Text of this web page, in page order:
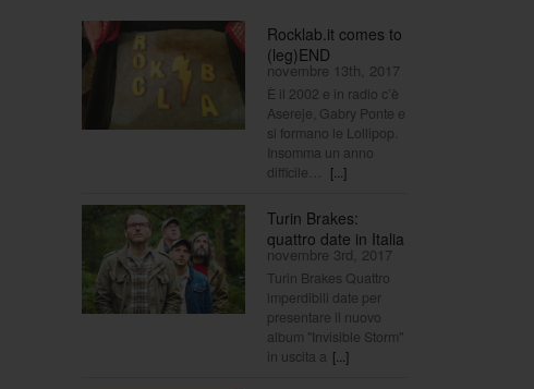
Rocklab.it comes to
(leg)END
novembre 13th, 2017
È il 2002 e in radio c’è
Asereje, Gabry Ponte e
si formano le Lollipop.
Insomma un anno
difficile… [...]
Turin Brakes:
quattro date in Italia
novembre 3rd, 2017
Turin Brakes Quattro
imperdibili date per
presentare il nuovo
album "Invisible Storm"
in uscita a [...]